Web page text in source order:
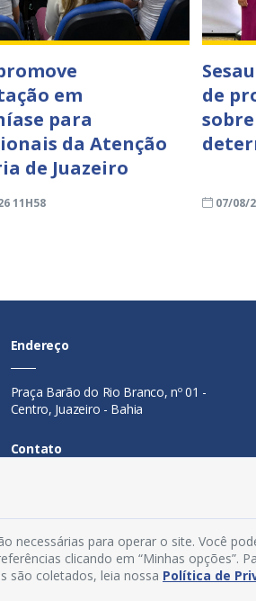
em
para
da Atenção
de Juazeiro
11H58
de
07/08/
Endereço
Praça Barão do Rio Branco, nº 01 -
Centro, Juazeiro - Bahia
Contato
Horário De Funcionamento
necessárias para operar o site. Você
clicando em “Minhas opções”.
são coletados, leia nossa Política de